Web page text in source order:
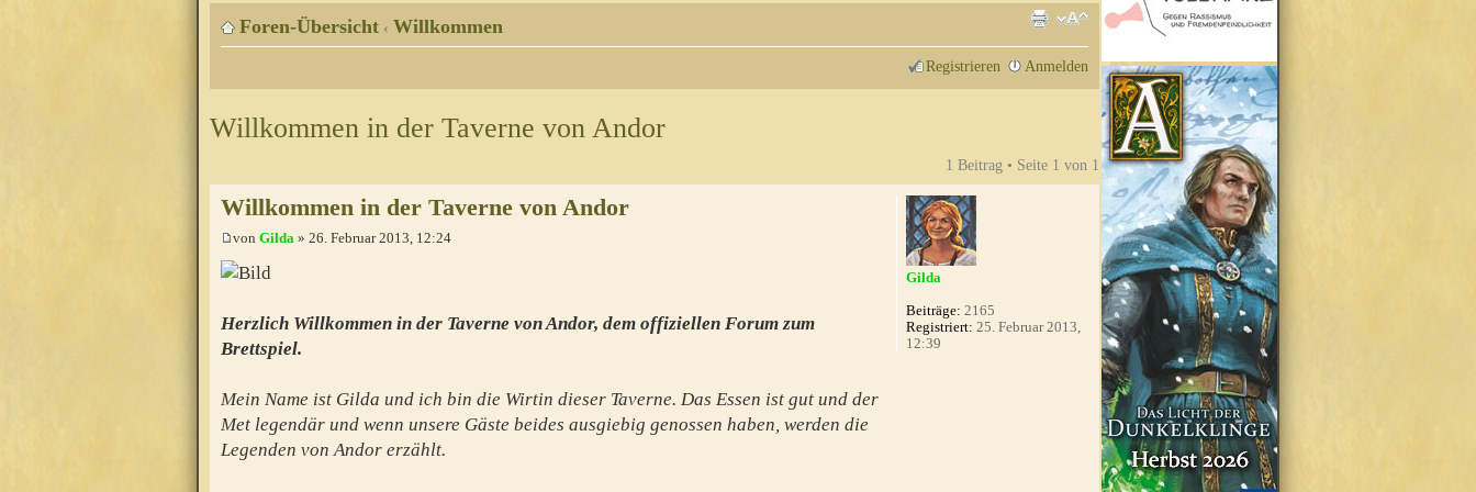
Foren-Übersicht ‹ Willkommen
Registrieren Anmelden
Willkommen in der Taverne von Andor
1 Beitrag • Seite 1 von 1
Willkommen in der Taverne von Andor
von Gilda » 26. Februar 2013, 12:24
Herzlich Willkommen in der Taverne von Andor, dem offiziellen Forum zum
Brettspiel.
Mein Name ist Gilda und ich bin die Wirtin dieser Taverne. Das Essen ist gut und der
Met legendär und wenn unsere Gäste beides ausgiebig genossen haben, werden die
Legenden von Andor erzählt.
Gilda
Beiträge: 2165
Registriert: 25. Februar 2013,
12:39